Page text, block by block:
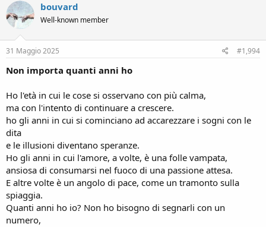
t
i
n
s
bouvard
Well-known member
31 Maggio 2025 #1,994
Non importa quanti anni ho
Ho l'età in cui le cose si osservano con più calma,
ma con l'intento di continuare a crescere.
ho gli anni in cui si cominciano ad accarezzare i sogni con le
dita
e le illusioni diventano speranze.
Ho gli anni in cui l'amore, a volte, è una folle vampata,
ansiosa di consumarsi nel fuoco di una passione attesa.
E altre volte è un angolo di pace, come un tramonto sulla
spiaggia.
Quanti anni ho io? Non ho bisogno di segnarli con un
numero,